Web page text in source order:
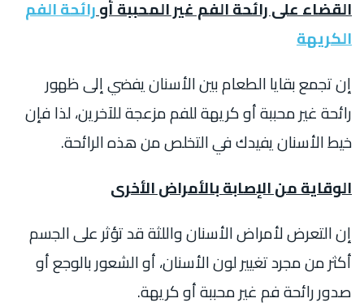
القضاء على رائحة الفم غير المحببة أورائحة الفم
الكريهة
إن تجمع بقايا الطعام بين الأسنان يفضي إلى ظهور
رائحة غير محببة أو كريهة للفم مزعجة للآخرين، لذا فإن
خيط الأسنان يفيدك في التخلص من هذه الرائحة.
الوقاية من الإصابة بالأمراض الأخرى
إن التعرض لأمراض الأسنان واللثة قد تؤثر على الجسم
أكثر من مجرد تغيير لون الأسنان، أو الشعور بالوجع أو
صدور رائحة فم غير محببة أو كريهة.